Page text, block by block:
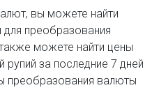
вы можете найти
преобразования
можете найти цены
за последние 7 дней
преобразования валюты